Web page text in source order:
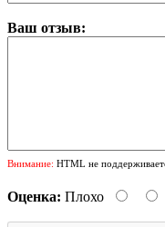
Ваш отзыв:
Внимание: HTML не
Оценка: Плохо